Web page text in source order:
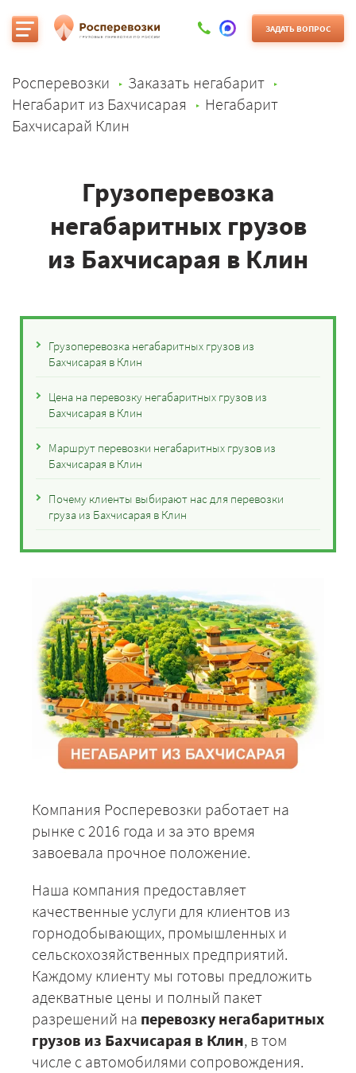
ЗАДАТЬ ВОПРОС
Росперевозки
Заказать негабарит
Негабарит из Бахчисарая
Негабарит
Бахчисарай Клин
Грузоперевозка
негабаритных грузов
из Бахчисарая в Клин
Грузоперевозка негабаритных грузов из
Бахчисарая в Клин
Цена на перевозку негабаритных грузов из
Бахчисарая в Клин
Маршрут перевозки негабаритных грузов из
Бахчисарая в Клин
Почему клиенты выбирают нас для перевозки
груза из Бахчисарая в Клин
Компания Росперевозки работает на
рынке с 2016 года и за это время
завоевала прочное положение.
Наша компания предоставляет
качественные услуги для клиентов из
горнодобывающих, промышленных и
сельскохозяйственных предприятий.
Каждому клиенту мы готовы предложить
адекватные цены и полный пакет
разрешений на перевозку негабаритных
грузов из Бахчисарая в Клин, в том
числе с автомобилями сопровождения.